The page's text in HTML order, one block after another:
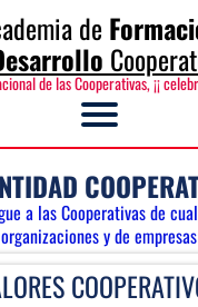
de
de las Cooperativas, ¡¡
a las Cooperativas de
organizaciones y de empresas